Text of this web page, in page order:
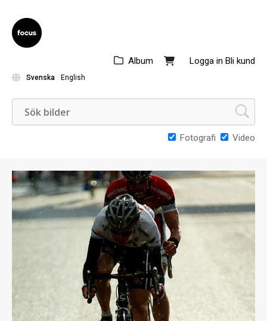
Logga in Bli kund
Album
Svenska English
Fotografi Video